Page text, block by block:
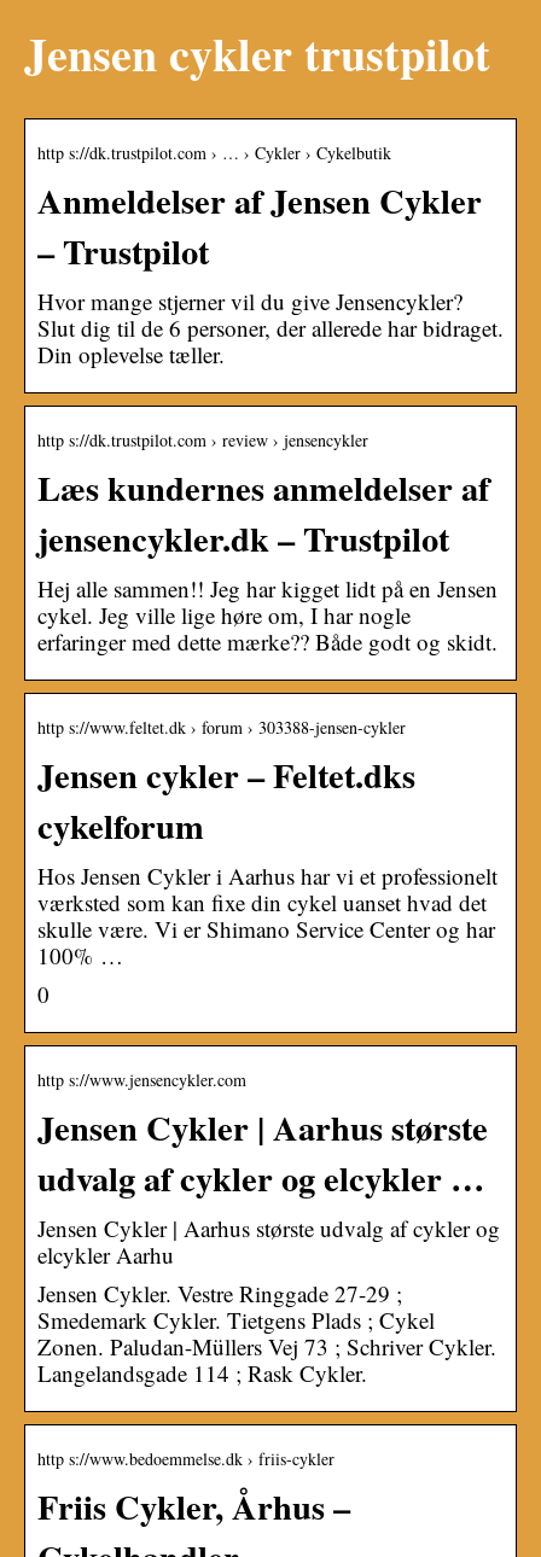
Jensen cykler trustpilot
http s://dk.trustpilot.com › … › Cykler › Cykelbutik
Anmeldelser af Jensen Cykler
– Trustpilot
Hvor mange stjerner vil du give Jensencykler?
Slut dig til de 6 personer, der allerede har bidraget.
Din oplevelse tæller.
http s://dk.trustpilot.com › review › jensencykler
Læs kundernes anmeldelser af
jensencykler.dk – Trustpilot
Hej alle sammen!! Jeg har kigget lidt på en Jensen
cykel. Jeg ville lige høre om, I har nogle
erfaringer med dette mærke?? Både godt og skidt.
http s://www.feltet.dk › forum › 303388-jensen-cykler
Jensen cykler – Feltet.dks
cykelforum
Hos Jensen Cykler i Aarhus har vi et professionelt
værksted som kan fixe din cykel uanset hvad det
skulle være. Vi er Shimano Service Center og har
100% …
0
http s://www.jensencykler.com
Jensen Cykler | Aarhus største
udvalg af cykler og elcykler …
Jensen Cykler | Aarhus største udvalg af cykler og
elcykler Aarhu
Jensen Cykler. Vestre Ringgade 27-29 ;
Smedemark Cykler. Tietgens Plads ; Cykel
Zonen. Paludan-Müllers Vej 73 ; Schriver Cykler.
Langelandsgade 114 ; Rask Cykler.
http s://www.bedoemmelse.dk › friis-cykler
Friis Cykler, Århus –